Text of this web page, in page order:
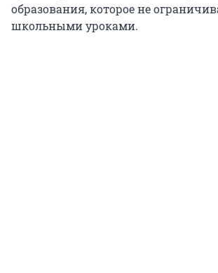
образования, которое не
школьными уроками.